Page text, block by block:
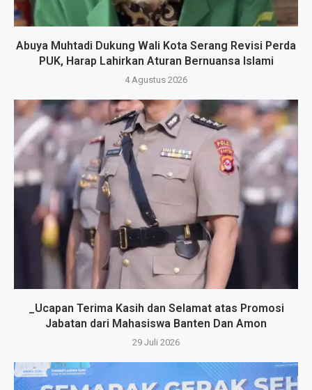
Abuya Muhtadi Dukung Wali Kota Serang Revisi Perda
PUK, Harap Lahirkan Aturan Bernuansa Islami
4 Agustus 2026
_Ucapan Terima Kasih dan Selamat atas Promosi
Jabatan dari Mahasiswa Banten Dan Amon
29 Juli 2026